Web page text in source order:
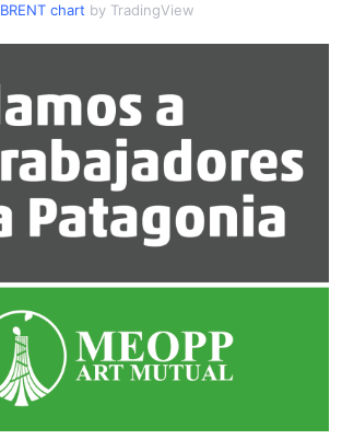
BRENT chart by TradingView